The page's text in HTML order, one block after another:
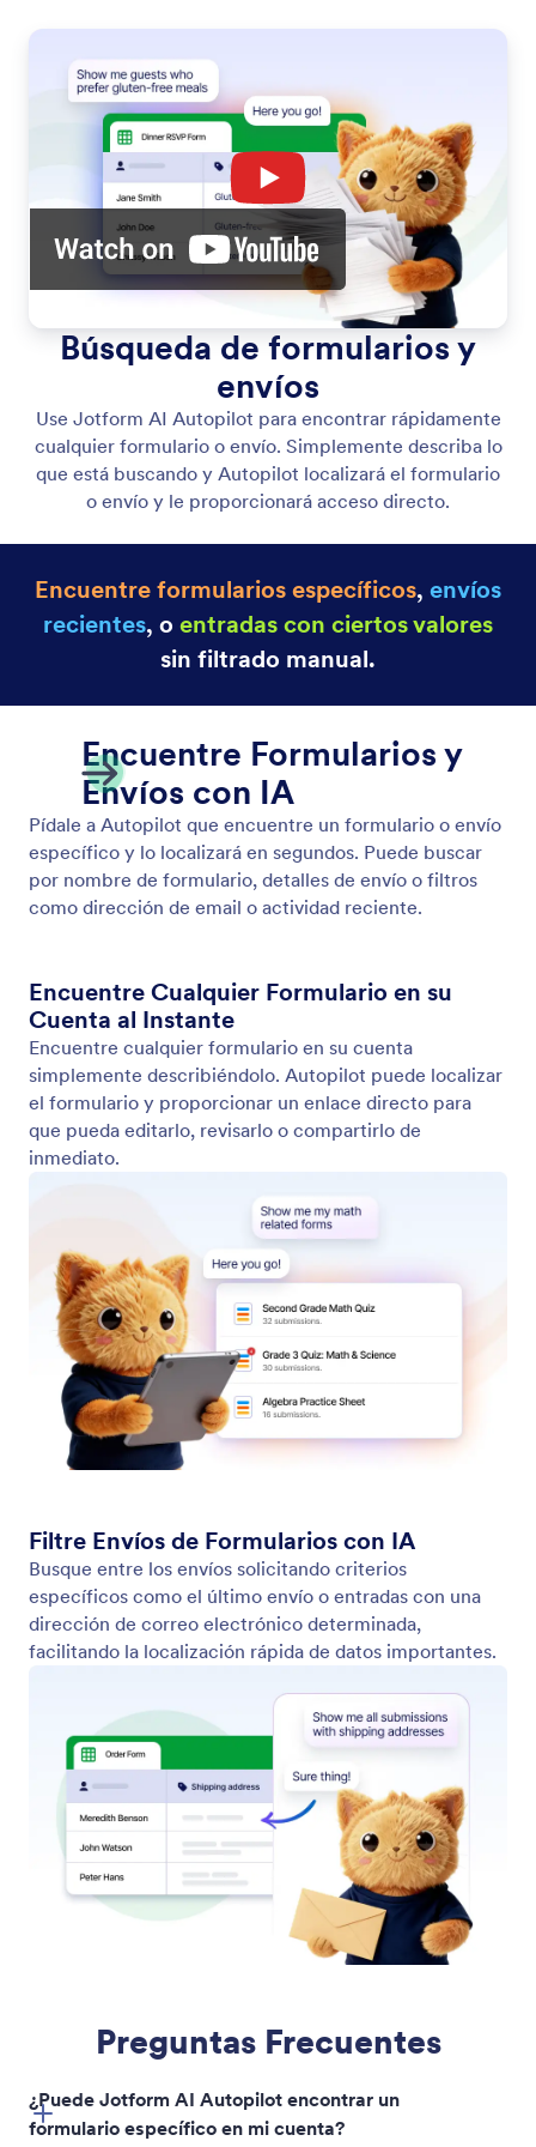
Búsqueda de formularios y
envíos
Use Jotform AI Autopilot para encontrar rápidamente
cualquier formulario o envío. Simplemente describa lo
que está buscando y Autopilot localizará el formulario
o envío y le proporcionará acceso directo.
Encuentre formularios específicos, envíos
recientes, o entradas con ciertos valores
sin filtrado manual.
Encuentre Formularios y
Envíos con IA
Pídale a Autopilot que encuentre un formulario o envío
específico y lo localizará en segundos. Puede buscar
por nombre de formulario, detalles de envío o filtros
como dirección de email o actividad reciente.
Encuentre Cualquier Formulario en su
Cuenta al Instante
Encuentre cualquier formulario en su cuenta
simplemente describiéndolo. Autopilot puede localizar
el formulario y proporcionar un enlace directo para
que pueda editarlo, revisarlo o compartirlo de
inmediato.
Filtre Envíos de Formularios con IA
Busque entre los envíos solicitando criterios
específicos como el último envío o entradas con una
dirección de correo electrónico determinada,
facilitando la localización rápida de datos importantes.
Preguntas Frecuentes
¿Puede Jotform AI Autopilot encontrar un
formulario específico en mi cuenta?